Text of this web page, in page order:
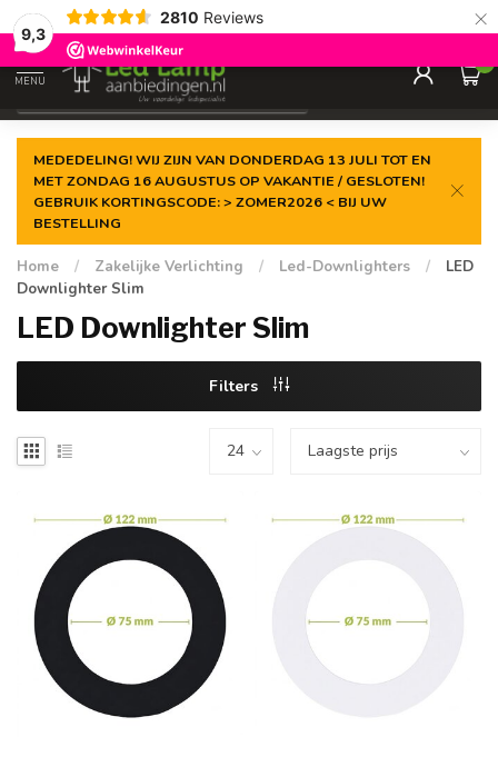
9,3
2810 Reviews ×
Gegarandeerde delaagste prijs
MENU
0
MEDEDELING! WIJ ZIJN VAN DONDERDAG 13 JULI TOT EN
MET ZONDAG 16 AUGUSTUS OP VAKANTIE / GESLOTEN!
GEBRUIK KORTINGSCODE: > ZOMER2026 < BIJ UW
BESTELLING
Home / Zakelijke Verlichting / Led-Downlighters /
LED
Downlighter Slim
LED Downlighter Slim
Filters